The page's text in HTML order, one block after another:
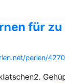
für
perlen/